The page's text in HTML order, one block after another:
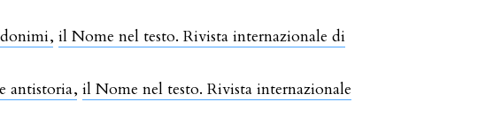
,il Nome nel testo. Rivista internazionale di
antistoria,il Nome nel testo. Rivista internazionale